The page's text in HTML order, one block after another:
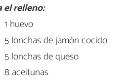
el relleno:
1 huevo
5 lonchas de jamón cocido
5 lonchas de queso
8 aceitunas